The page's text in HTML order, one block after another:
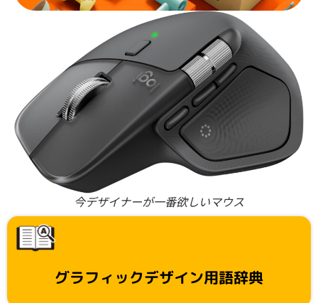
今デザイナーが一番欲しいマウス
グラフィックデザイン用語辞典